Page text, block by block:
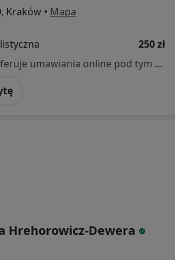
Kraków • Mapa
250 zł
Specjalista nie oferuje umawiania online pod tym adresem.
Hrehorowicz-Dewera